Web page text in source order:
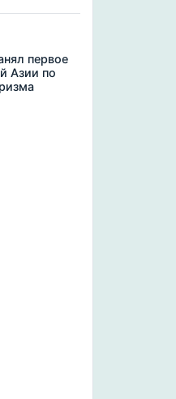
первое
Азии по